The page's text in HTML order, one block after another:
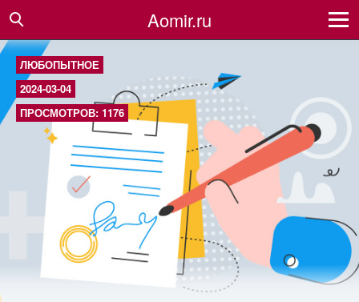
Aomir.ru
ЛЮБОПЫТНОЕ
2024-03-04
ПРОСМОТРОВ: 1176